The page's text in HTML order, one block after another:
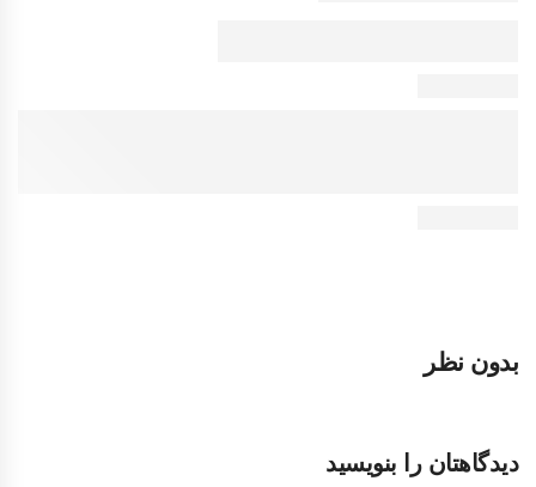
بدون نظر
دیدگاهتان را بنویسید